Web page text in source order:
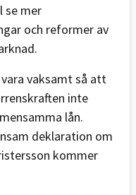
se mer
och reformer av
vaksamt så att
inte
lån.
deklaration om
kommer